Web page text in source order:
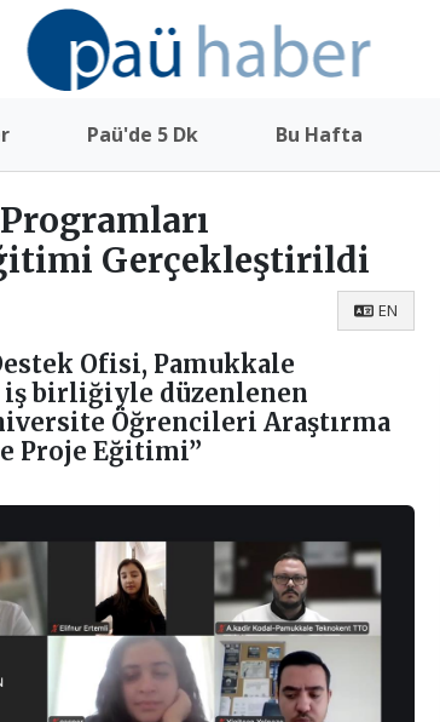
Paü'de 5 Dk Bu Hafta
Gerçekleştirildi
EN
Ofisi, Pamukkale
iş birliğiyle düzenlenen
Öğrencileri Araştırma
Proje Eğitimi”